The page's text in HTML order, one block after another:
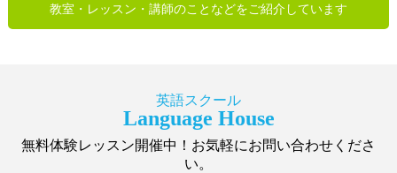
教室・レッスン・講師のことなどをご紹介しています
英語スクール
Language House
無料体験レッスン開催中！お気軽にお問い合わせくださ
い。